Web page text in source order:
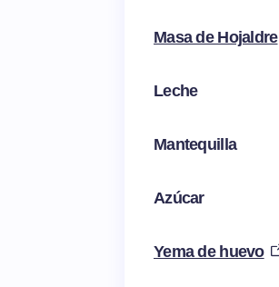
Masa de Hojaldre
Leche
Mantequilla
Azúcar
Yema de huevo